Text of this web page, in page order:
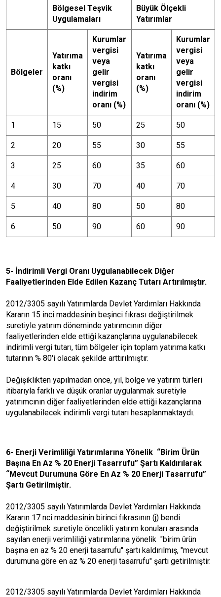
Bölgesel Teşvik
Uygulamaları
Büyük Ölçekli
Yatırımlar
Bölgeler
Yatırıma
katkı
oranı
(%)
Kurumlar
vergisi
veya
gelir
vergisi
indirim
oranı (%)
Yatırıma
katkı
oranı
(%)
Kurumlar
vergisi
veya
gelir
vergisi
indirim
oranı (%)
1 15 50 25 50
2 20 55 30 55
3 25 60 35 60
4 30 70 40 70
5 40 80 50 80
6 50 90 60 90
5- İndirimli Vergi Oranı Uygulanabilecek Diğer
Faaliyetlerinden Elde Edilen Kazanç Tutarı Artırılmıştır.
2012/3305 sayılı Yatırımlarda Devlet Yardımları Hakkında
Kararın 15 inci maddesinin beşinci fıkrası değiştirilmek
suretiyle yatırım döneminde yatırımcının diğer
faaliyetlerinden elde ettiği kazançlarına uygulanabilecek
indirimli vergi tutarı, tüm bölgeler için toplam yatırıma katkı
tutarının % 80'i olacak şekilde arttırılmıştır.
Değişiklikten yapılmadan önce, yıl, bölge ve yatırım türleri
itibarıyla farklı ve düşük oranlar uygulanmak suretiyle
yatırımcının diğer faaliyetlerinden elde ettiği kazançlarına
uygulanabilecek indirimli vergi tutarı hesaplanmaktaydı.
6- Enerji Verimliliği Yatırımlarına Yönelik “Birim Ürün
Başına En Az % 20 Enerji Tasarrufu” Şartı Kaldırılarak
“Mevcut Durumuna Göre En Az % 20 Enerji Tasarrufu”
Şartı Getirilmiştir.
2012/3305 sayılı Yatırımlarda Devlet Yardımları Hakkında
Kararın 17 nci maddesinin birinci fıkrasının (j) bendi
değiştirilmek suretiyle öncelikli yatırım konuları arasında
sayılan enerji verimliliği yatırımlarına yönelik "birim ürün
başına en az % 20 enerji tasarrufu" şartı kaldırılmış, "mevcut
durumuna göre en az % 20 enerji tasarrufu" şartı getirilmiştir.
2012/3305 sayılı Yatırımlarda Devlet Yardımları Hakkında